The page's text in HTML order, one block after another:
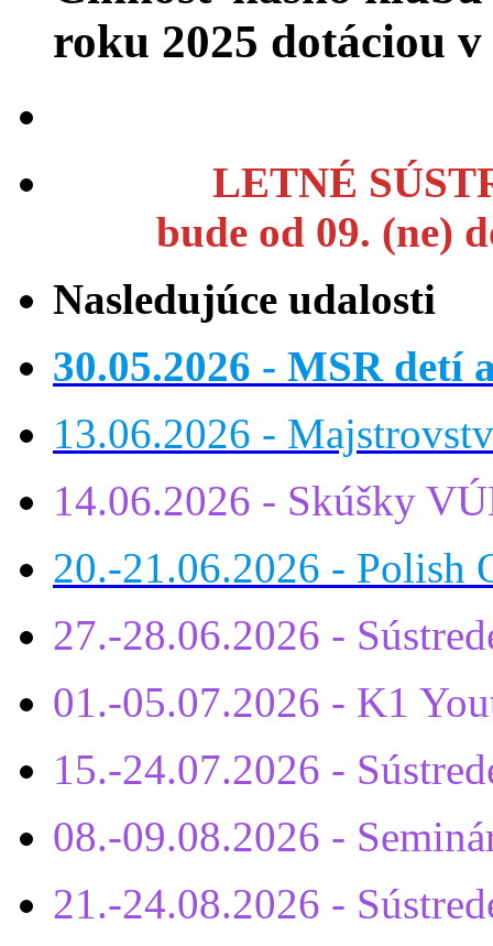
roku 2025 dotáciou v
LETNÉ
bude od 09. (ne)
Nasledujúce udalosti
30.05.2026 - MSR detí
13.06.2026 -
14.06.2026 - Skúšky
20.-21.06.2026 - Polish
27.-28.06.2026 -
01.-05.07.2026 - K1
15.-24.07.2026 -
08.-09.08.2026 -
21.-24.08.2026 -